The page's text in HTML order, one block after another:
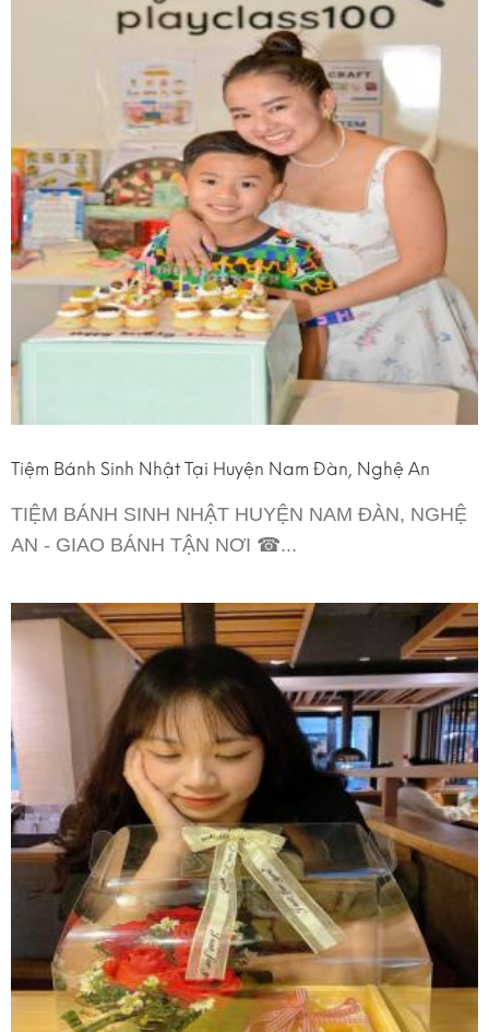
Tiệm Bánh Sinh Nhật Tại Huyện Nam Đàn, Nghệ An
TIỆM BÁNH SINH NHẬT HUYỆN NAM ĐÀN, NGHỆ
AN - GIAO BÁNH TẬN NƠI ☎...